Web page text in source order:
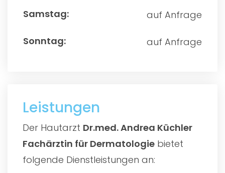
auf Anfrage
auf Anfrage
Leistungen
Der Hautarzt Dr.med. Andrea Küchler
Fachärztin für Dermatologie bietet
folgende Dienstleistungen an: